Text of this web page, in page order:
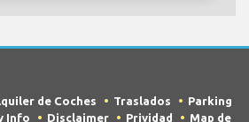
de Coches Traslados
Parking
Info Disclaimer Prividad Map de